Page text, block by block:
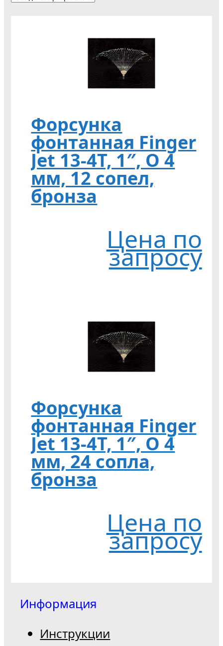
Форсунка
фонтанная Finger
Jet 13-4T, 1″, O 4
мм, 12 сопел,
бронза
Цена по
запросу
Форсунка
фонтанная Finger
Jet 13-4T, 1″, O 4
мм, 24 сопла,
бронза
Цена по
запросу
Информация
Инструкции